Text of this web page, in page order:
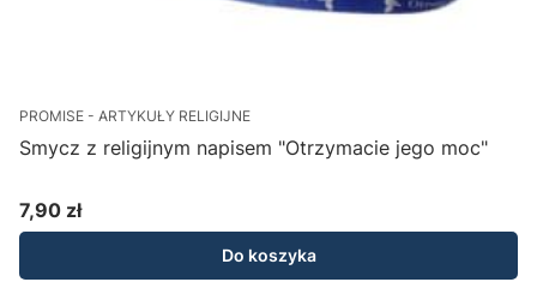
PROMISE - ARTYKUŁY RELIGIJNE
Smycz z religijnym napisem "Otrzymacie jego moc"
Cena
7,90 zł
Do koszyka